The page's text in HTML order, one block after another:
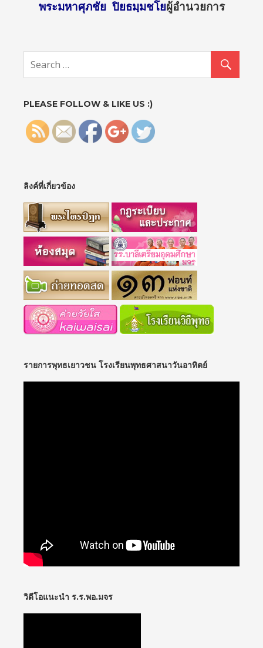
พระมหาศุภชัย ปิยธมฺมชโยผู้อำนวยการ
PLEASE FOLLOW & LIKE US :)
http://sun
ac.th/?
nt_id=130
8">
ลิงค์ที่เกี่ยวข้อง
รายการพุทธเยาวชน โรงเรียนพุทธศาสนาวันอาทิตย์
วิดีโอแนะนำ ร.ร.พอ.มจร